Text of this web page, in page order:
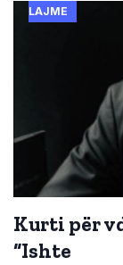
LAJME
Kurti për
“Ishte